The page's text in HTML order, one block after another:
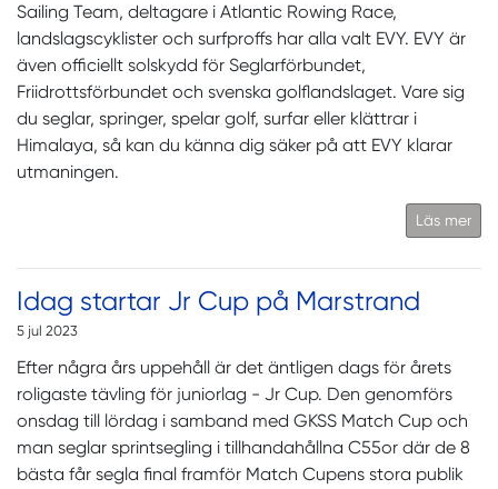
Sailing Team, deltagare i Atlantic Rowing Race,
landslagscyklister och surfproffs har alla valt EVY. EVY är
även officiellt solskydd för Seglarförbundet,
Friidrottsförbundet och svenska golflandslaget. Vare sig
du seglar, springer, spelar golf, surfar eller klättrar i
Himalaya, så kan du känna dig säker på att EVY klarar
utmaningen.
Läs mer
Idag startar Jr Cup på Marstrand
5 jul 2023
Efter några års uppehåll är det äntligen dags för årets
roligaste tävling för juniorlag - Jr Cup. Den genomförs
onsdag till lördag i samband med GKSS Match Cup och
man seglar sprintsegling i tillhandahållna C55or där de 8
bästa får segla final framför Match Cupens stora publik